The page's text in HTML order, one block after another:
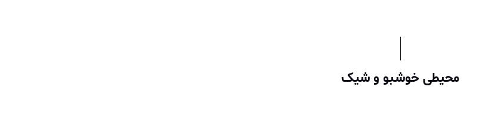
محیطی خوشبو و شیک